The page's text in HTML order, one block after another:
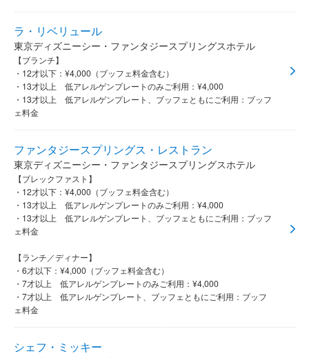
ラ・リベリュール
東京ディズニーシー・ファンタジースプリングスホテル
【ブランチ】
・12才以下：¥4,000（ブッフェ料金含む）
・13才以上 低アレルゲンプレートのみご利用：¥4,000
・13才以上 低アレルゲンプレート、ブッフェともにご利用：ブッフ
ェ料金
ファンタジースプリングス・レストラン
東京ディズニーシー・ファンタジースプリングスホテル
【ブレックファスト】
・12才以下：¥4,000（ブッフェ料金含む）
・13才以上 低アレルゲンプレートのみご利用：¥4,000
・13才以上 低アレルゲンプレート、ブッフェともにご利用：ブッフ
ェ料金
【ランチ／ディナー】
・6才以下：¥4,000（ブッフェ料金含む）
・7才以上 低アレルゲンプレートのみご利用：¥4,000
・7才以上 低アレルゲンプレート、ブッフェともにご利用：ブッフ
ェ料金
シェフ・ミッキー